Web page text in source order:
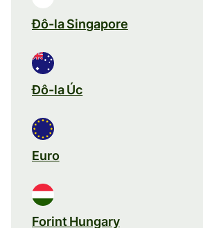
Đô-la Singapore
Đô-la Úc
Euro
Forint Hungary